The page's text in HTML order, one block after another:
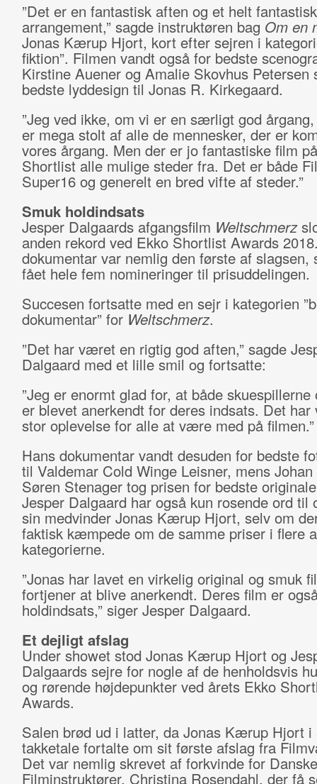
”Det er en fantastisk aften og et helt fantastisk
arrangement,” sagde instruktøren bag Om en
Jonas Kærup Hjort, kort efter sejren i
fiktion”. Filmen vandt også for bedste
Kirstine Auener og Amalie Skovhus Petersen
bedste lyddesign til Jonas R. Kirkegaard.
”Jeg ved ikke, om vi er en særligt god
er mega stolt af alle de mennesker, der er
vores årgang. Men der er jo fantastiske film
Shortlist alle mulige steder fra. Det er både
Super16 og generelt en bred vifte af steder.”
Smuk holdindsats
Jesper Dalgaards afgangsfilm Weltschmerz
anden rekord ved Ekko Shortlist Awards
dokumentar var nemlig den første af slagsen,
fået hele fem nomineringer til prisuddelingen.
Succesen fortsatte med en sejr i kategorien
dokumentar” for Weltschmerz.
”Det har været en rigtig god aften,” sagde
Dalgaard med et lille smil og fortsatte:
”Jeg er enormt glad for, at både skuespillerne
er blevet anerkendt for deres indsats. Det
stor oplevelse for alle at være med på filmen.”
Hans dokumentar vandt desuden for bedste
til Valdemar Cold Winge Leisner, mens
Søren Stenager tog prisen for bedste
Jesper Dalgaard har også kun rosende ord til
sin medvinder Jonas Kærup Hjort, selv om
faktisk kæmpede om de samme priser i flere
kategorierne.
”Jonas har lavet en virkelig original og smuk
fortjener at blive anerkendt. Deres film er
holdindsats,” siger Jesper Dalgaard.
Et dejligt afslag
Under showet stod Jonas Kærup Hjort og
Dalgaards sejre for nogle af de henholdsvis
og rørende højdepunkter ved årets Ekko
Awards.
Salen brød ud i latter, da Jonas Kærup Hjort i
takketale fortalte om sit første afslag fra
Det var nemlig skrevet af forkvinde for Danske
Filminstruktører, Christina Rosendahl, der få